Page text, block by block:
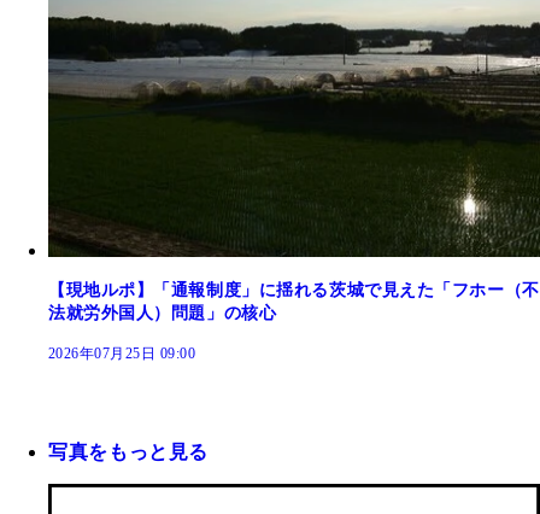
【現地ルポ】「通報制度」に揺れる茨城で見えた「フホー（不
法就労外国人）問題」の核心
2026年07月25日 09:00
写真をもっと見る